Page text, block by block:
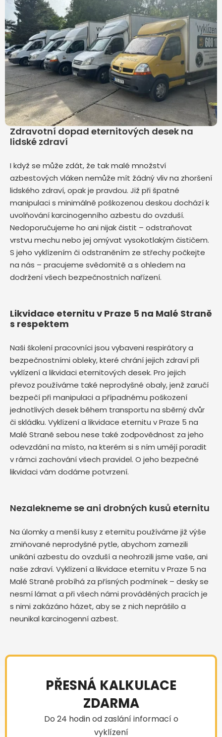
Zdravotní dopad eternitových desek na
lidské zdraví
I když se může zdát, že tak malé množství
azbestových vláken nemůže mít žádný vliv na zhoršení
lidského zdraví, opak je pravdou. Již při špatné
manipulaci s minimálně poškozenou deskou dochází k
uvolňování karcinogenního azbestu do ovzduší.
Nedoporučujeme ho ani nijak čistit – odstraňovat
vrstvu mechu nebo jej omývat vysokotlakým čističem.
S jeho vyklízením či odstraněním ze střechy počkejte
na nás – pracujeme svědomitě a s ohledem na
dodržení všech bezpečnostních nařízení.
Likvidace eternitu v Praze 5 na Malé Straně
s respektem
Naši školení pracovníci jsou vybaveni respirátory a
bezpečnostními obleky, které chrání jejich zdraví při
vyklízení a likvidaci eternitových desek. Pro jejich
převoz používáme také neprodyšné obaly, jenž zaručí
bezpečí při manipulaci a případnému poškození
jednotlivých desek během transportu na sběrný dvůr
či skládku. Vyklízení a likvidace eternitu v Praze 5 na
Malé Straně sebou nese také zodpovědnost za jeho
odevzdání na místo, na kterém si s ním umějí poradit
v rámci zachování všech pravidel. O jeho bezpečné
likvidaci vám dodáme potvrzení.
Nezalekneme se ani drobných kusů eternitu
Na úlomky a menší kusy z eternitu používáme již výše
zmiňované neprodyšné pytle, abychom zamezili
unikání azbestu do ovzduší a neohrozili jsme vaše, ani
naše zdraví. Vyklízení a likvidace eternitu v Praze 5 na
Malé Straně probíhá za přísných podmínek – desky se
nesmí lámat a při všech námi prováděných pracích je
s nimi zakázáno házet, aby se z nich neprášilo a
neunikal karcinogenní azbest.
PŘESNÁ KALKULACE
ZDARMA
Do 24 hodin od zaslání informací o
vyklízení